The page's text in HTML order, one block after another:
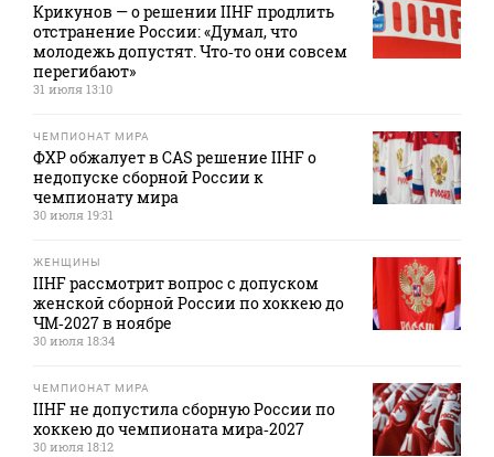
Крикунов — о решении IIHF продлить
отстранение России: «Думал, что
молодежь допустят. Что‑то они совсем
перегибают»
31 июля 13:10
ЧЕМПИОНАТ МИРА
ФХР обжалует в CAS решение IIHF о
недопуске сборной России к
чемпионату мира
30 июля 19:31
ЖЕНЩИНЫ
IIHF рассмотрит вопрос с допуском
женской сборной России по хоккею до
ЧМ‑2027 в ноябре
30 июля 18:34
ЧЕМПИОНАТ МИРА
IIHF не допустила сборную России по
хоккею до чемпионата мира‑2027
30 июля 18:12